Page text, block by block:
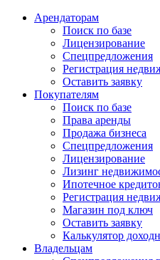
Арендаторам
Поиск по базе
Лицензирование
Спецпредложения
Регистрация
Оставить заявку
Покупателям
Поиск по базе
Права аренды
Продажа бизнеса
Спецпредложения
Лицензирование
Лизинг
Ипотечное
Регистрация
Магазин под ключ
Оставить заявку
Калькулятор
Владельцам